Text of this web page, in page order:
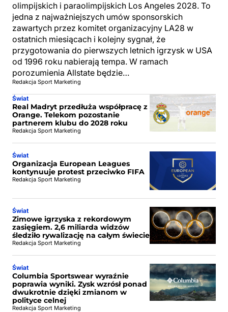
olimpijskich i paraolimpijskich Los Angeles 2028. To
jedna z najważniejszych umów sponsorskich
zawartych przez komitet organizacyjny LA28 w
ostatnich miesiącach i kolejny sygnał, że
przygotowania do pierwszych letnich igrzysk w USA
od 1996 roku nabierają tempa. W ramach
porozumienia Allstate będzie…
Redakcja Sport Marketing
Świat
Real Madryt przedłuża współpracę z
Orange. Telekom pozostanie
partnerem klubu do 2028 roku
Redakcja Sport Marketing
Świat
Organizacja European Leagues
kontynuuje protest przeciwko FIFA
Redakcja Sport Marketing
Świat
Zimowe igrzyska z rekordowym
zasięgiem. 2,6 miliarda widzów
śledziło rywalizację na całym świecie
Redakcja Sport Marketing
Świat
Columbia Sportswear wyraźnie
poprawia wyniki. Zysk wzrósł ponad
dwukrotnie dzięki zmianom w
polityce celnej
Redakcja Sport Marketing